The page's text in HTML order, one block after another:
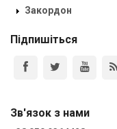
Закордон
Підпишіться
Зв'язок з нами